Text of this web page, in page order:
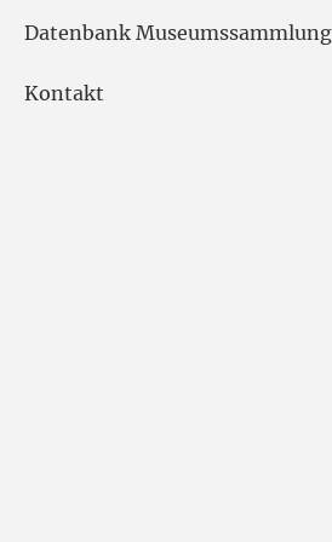
Datenbank Museumssammlung
Kontakt